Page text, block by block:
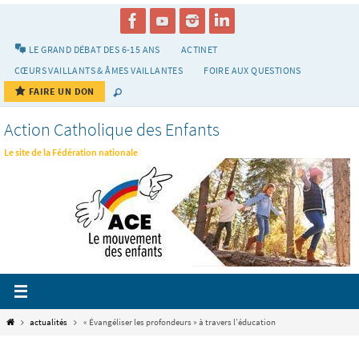
LE GRAND DÉBAT DES 6-15 ANS
ACTINET
CŒURS VAILLANTS & ÂMES VAILLANTES
FOIRE AUX QUESTIONS
FAIRE UN DON
Action Catholique des Enfants
Le site de la Fédération nationale
Homeactualités « Évangéliser les profondeurs » à travers l’éducation